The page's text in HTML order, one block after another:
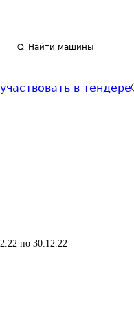
Найти машины
в тендере
по 30.12.22